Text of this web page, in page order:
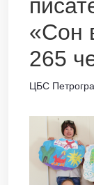
«Сон
265
ЦБС